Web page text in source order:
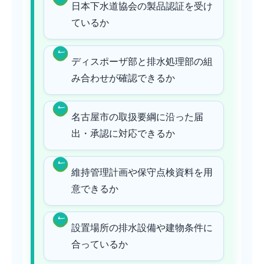
日本下水道協会の製品認証を受け
ているか
ディスポーザ部と排水処理部の組
み合わせが確認できるか
名古屋市の取扱要綱に沿った届
出・承認に対応できるか
維持管理計画や保守点検資料を用
意できるか
設置場所の排水設備や建物条件に
合っているか